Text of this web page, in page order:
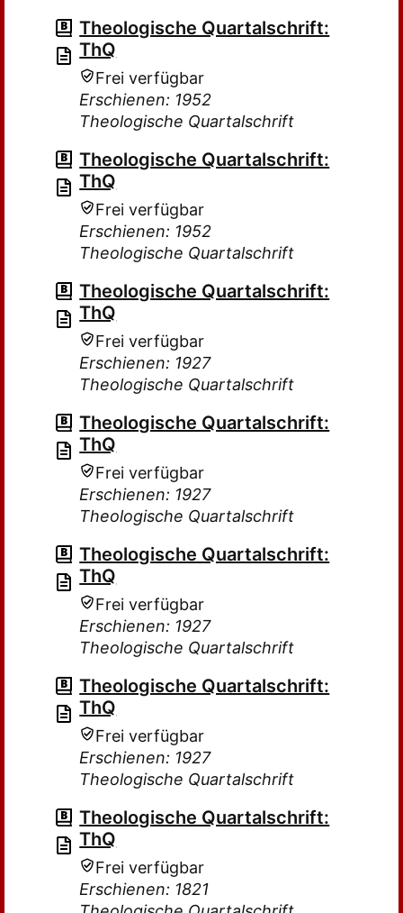
Theologische Quartalschrift:
ThQ
Frei verfügbar
Erschienen: 1952
Theologische Quartalschrift
Theologische Quartalschrift:
ThQ
Frei verfügbar
Erschienen: 1952
Theologische Quartalschrift
Theologische Quartalschrift:
ThQ
Frei verfügbar
Erschienen: 1927
Theologische Quartalschrift
Theologische Quartalschrift:
ThQ
Frei verfügbar
Erschienen: 1927
Theologische Quartalschrift
Theologische Quartalschrift:
ThQ
Frei verfügbar
Erschienen: 1927
Theologische Quartalschrift
Theologische Quartalschrift:
ThQ
Frei verfügbar
Erschienen: 1927
Theologische Quartalschrift
Theologische Quartalschrift:
ThQ
Frei verfügbar
Erschienen: 1821